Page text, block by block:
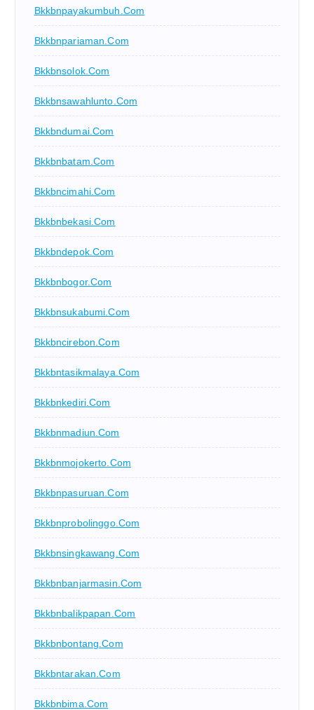
Bkkbnpayakumbuh.com
Bkkbnpariaman.com
Bkkbnsolok.com
Bkkbnsawahlunto.com
Bkkbndumai.com
Bkkbnbatam.com
Bkkbncimahi.com
Bkkbnbekasi.com
Bkkbndepok.com
Bkkbnbogor.com
Bkkbnsukabumi.com
Bkkbncirebon.com
Bkkbntasikmalaya.com
Bkkbnkediri.com
Bkkbnmadiun.com
Bkkbnmojokerto.com
Bkkbnpasuruan.com
Bkkbnprobolinggo.com
Bkkbnsingkawang.com
Bkkbnbanjarmasin.com
Bkkbnbalikpapan.com
Bkkbnbontang.com
Bkkbntarakan.com
Bkkbnbima.com